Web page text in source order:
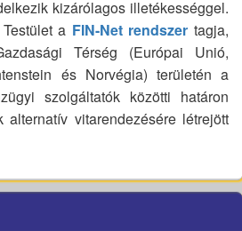
kizárólagos illetékességgel.
a FIN-Net rendszer tagja,
Térség (Európai Unió,
és Norvégia) területén a
szolgáltatók közötti határon
vitarendezésére létrejött